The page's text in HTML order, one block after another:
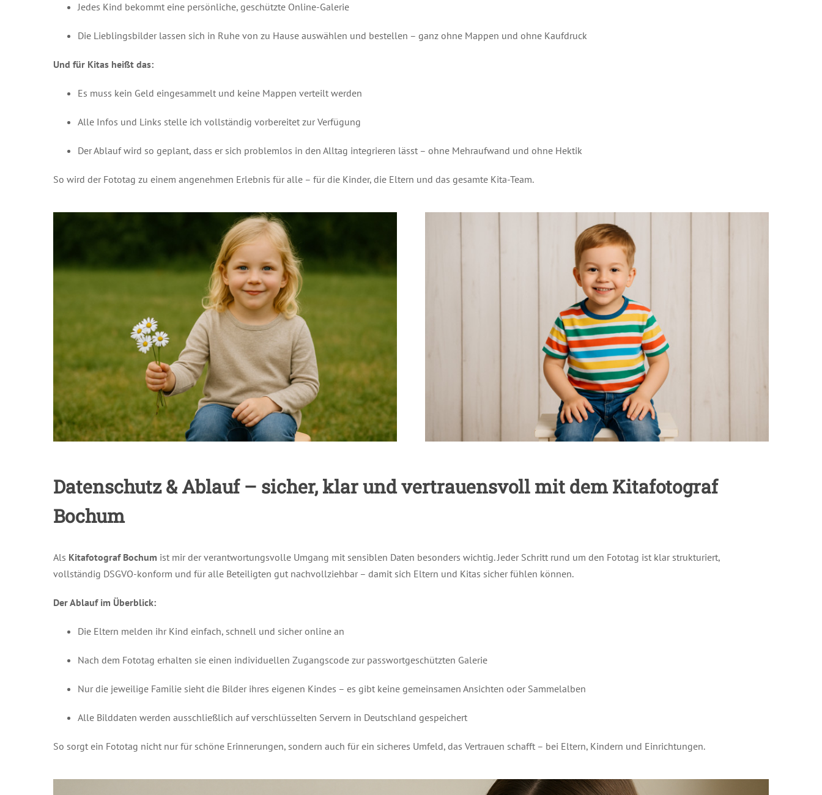
Jedes Kind bekommt eine persönliche, geschützte Online-Galerie
Die Lieblingsbilder lassen sich in Ruhe von zu Hause auswählen und bestellen – ganz ohne Mappen und ohne Kaufdruck
Und für Kitas heißt das:
Es muss kein Geld eingesammelt und keine Mappen verteilt werden
Alle Infos und Links stelle ich vollständig vorbereitet zur Verfügung
Der Ablauf wird so geplant, dass er sich problemlos in den Alltag integrieren lässt – ohne Mehraufwand und ohne Hektik
So wird der Fototag zu einem angenehmen Erlebnis für alle – für die Kinder, die Eltern und das gesamte Kita-Team.
Datenschutz & Ablauf – sicher, klar und vertrauensvoll mit dem Kitafotograf
Bochum
Als Kitafotograf Bochum ist mir der verantwortungsvolle Umgang mit sensiblen Daten besonders wichtig. Jeder Schritt rund um den Fototag ist klar strukturiert,
vollständig DSGVO-konform und für alle Beteiligten gut nachvollziehbar – damit sich Eltern und Kitas sicher fühlen können.
Der Ablauf im Überblick:
Die Eltern melden ihr Kind einfach, schnell und sicher online an
Nach dem Fototag erhalten sie einen individuellen Zugangscode zur passwortgeschützten Galerie
Nur die jeweilige Familie sieht die Bilder ihres eigenen Kindes – es gibt keine gemeinsamen Ansichten oder Sammelalben
Alle Bilddaten werden ausschließlich auf verschlüsselten Servern in Deutschland gespeichert
So sorgt ein Fototag nicht nur für schöne Erinnerungen, sondern auch für ein sicheres Umfeld, das Vertrauen schafft – bei Eltern, Kindern und Einrichtungen.